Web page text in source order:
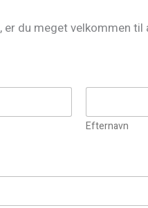
du meget velkommen
Efternavn